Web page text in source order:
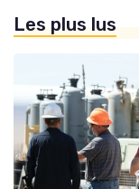
Les plus lus